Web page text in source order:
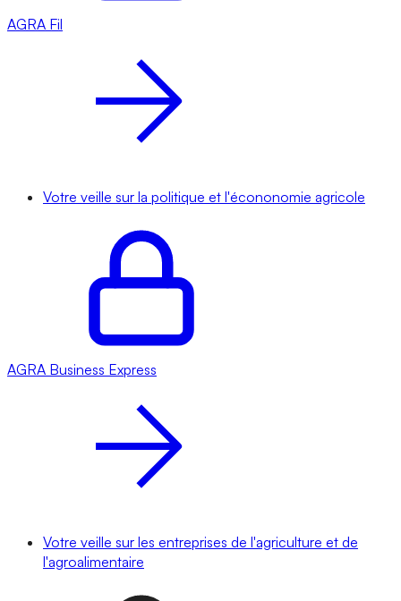
AGRA Fil
Votre veille sur la politique et l'écononomie agricole
AGRA Business Express
Votre veille sur les entreprises de l'agriculture et de
l'agroalimentaire